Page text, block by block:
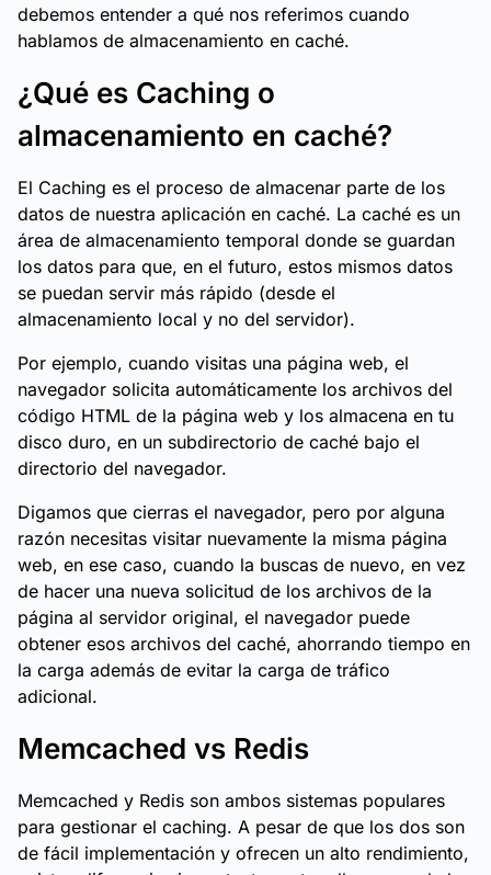
debemos entender a qué nos referimos cuando
hablamos de almacenamiento en caché.
¿Qué es Caching o
almacenamiento en caché?
El Caching es el proceso de almacenar parte de los
datos de nuestra aplicación en caché. La caché es un
área de almacenamiento temporal donde se guardan
los datos para que, en el futuro, estos mismos datos
se puedan servir más rápido (desde el
almacenamiento local y no del servidor).
Por ejemplo, cuando visitas una página web, el
navegador solicita automáticamente los archivos del
código HTML de la página web y los almacena en tu
disco duro, en un subdirectorio de caché bajo el
directorio del navegador.
Digamos que cierras el navegador, pero por alguna
razón necesitas visitar nuevamente la misma página
web, en ese caso, cuando la buscas de nuevo, en vez
de hacer una nueva solicitud de los archivos de la
página al servidor original, el navegador puede
obtener esos archivos del caché, ahorrando tiempo en
la carga además de evitar la carga de tráfico
adicional.
Memcached vs Redis
Memcached y Redis son ambos sistemas populares
para gestionar el caching. A pesar de que los dos son
de fácil implementación y ofrecen un alto rendimiento,